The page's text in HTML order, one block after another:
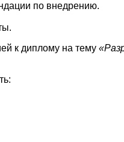
по внедрению.
к диплому на тему